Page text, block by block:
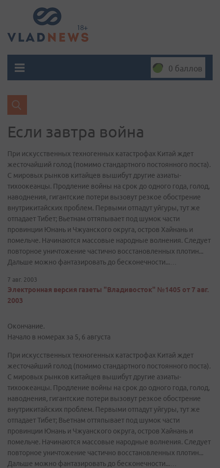
0 баллов
Если завтра война
При искусственных техногенных катастрофах Китай ждет
жесточайший голод (помимо стандартного постоянного поста).
С мировых рынков китайцев вышибут другие азиаты-
тихоокеанцы. Продление войны на срок до одного года, голод,
наводнения, гигантские потери вызовут резкое обострение
внутрикитайских проблем. Первыми отпадут уйгуры, тут же
отпадает Тибет; Вьетнам оттяпывает под шумок части
провинции Юнань и Чжуанского округа, остров Хайнань и
помельче. Начинаются массовые народные волнения. Следует
повторное уничтожение частично восстановленных плотин...
Дальше можно фантазировать до бесконечности...…
7 авг. 2003
Электронная версия газеты "Владивосток" №1405 от 7 авг.
2003
Окончание.
Начало в номерах за 5, 6 августа
При искусственных техногенных катастрофах Китай ждет
жесточайший голод (помимо стандартного постоянного поста).
С мировых рынков китайцев вышибут другие азиаты-
тихоокеанцы. Продление войны на срок до одного года, голод,
наводнения, гигантские потери вызовут резкое обострение
внутрикитайских проблем. Первыми отпадут уйгуры, тут же
отпадает Тибет; Вьетнам оттяпывает под шумок части
провинции Юнань и Чжуанского округа, остров Хайнань и
помельче. Начинаются массовые народные волнения. Следует
повторное уничтожение частично восстановленных плотин...
Дальше можно фантазировать до бесконечности...…